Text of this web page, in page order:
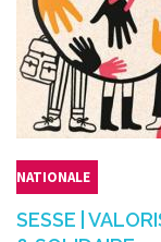
NATIONALE
SESSE |